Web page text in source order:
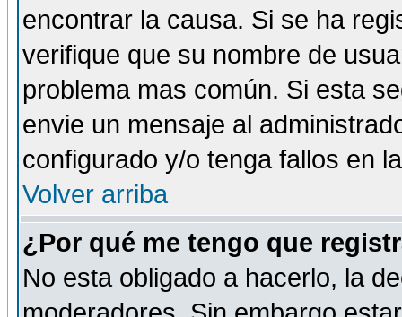
encontrar la causa. Si se ha
verifique que su nombre de
problema mas común. Si esta
envie un mensaje al
configurado y/o tenga fallos en
Volver arriba
¿Por qué me tengo que
No esta obligado a hacerlo, la